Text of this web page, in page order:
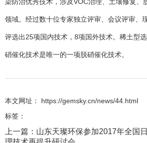
领域。经过数十位专家独立评审、会议评审、
评选出25项国内技术，8项国外技术。稀土型
硝催化技术是唯一的一项脱硝催化技术。
本文网址： https://gemsky.cn/news/44.html
标签：
上一篇： 山东天璨环保参加2017年全国